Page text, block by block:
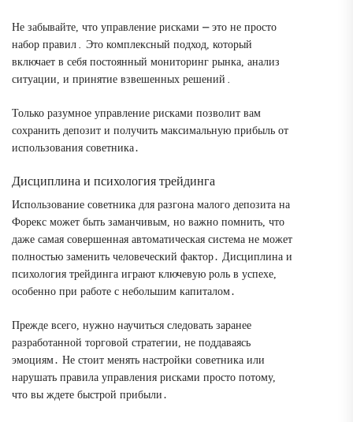
Не забывайте, что управление рисками ⎼ это не просто
набор правил․ Это комплексный подход, который
включает в себя постоянный мониторинг рынка, анализ
ситуации, и принятие взвешенных решений․
Только разумное управление рисками позволит вам
сохранить депозит и получить максимальную прибыль от
использования советника․
Дисциплина и психология трейдинга
Использование советника для разгона малого депозита на
Форекс может быть заманчивым, но важно помнить, что
даже самая совершенная автоматическая система не может
полностью заменить человеческий фактор․ Дисциплина и
психология трейдинга играют ключевую роль в успехе,
особенно при работе с небольшим капиталом․
Прежде всего, нужно научиться следовать заранее
разработанной торговой стратегии, не поддаваясь
эмоциям․ Не стоит менять настройки советника или
нарушать правила управления рисками просто потому,
что вы ждете быстрой прибыли․